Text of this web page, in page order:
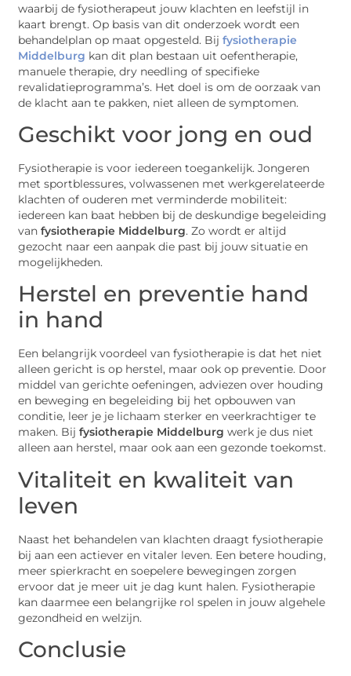
waarbij de fysiotherapeut jouw klachten en leefstijl in
kaart brengt. Op basis van dit onderzoek wordt een
behandelplan op maat opgesteld. Bijfysiotherapie
Middelburg kan dit plan bestaan uit oefentherapie,
manuele therapie, dry needling of specifieke
revalidatieprogramma’s. Het doel is om de oorzaak van
de klacht aan te pakken, niet alleen de symptomen.
Geschikt voor jong en oud
Fysiotherapie is voor iedereen toegankelijk. Jongeren
met sportblessures, volwassenen met werkgerelateerde
klachten of ouderen met verminderde mobiliteit:
iedereen kan baat hebben bij de deskundige begeleiding
vanfysiotherapie Middelburg. Zo wordt er altijd
gezocht naar een aanpak die past bij jouw situatie en
mogelijkheden.
Herstel en preventie hand
in hand
Een belangrijk voordeel van fysiotherapie is dat het niet
alleen gericht is op herstel, maar ook op preventie. Door
middel van gerichte oefeningen, adviezen over houding
en beweging en begeleiding bij het opbouwen van
conditie, leer je je lichaam sterker en veerkrachtiger te
maken. Bijfysiotherapie Middelburg werk je dus niet
alleen aan herstel, maar ook aan een gezonde toekomst.
Vitaliteit en kwaliteit van
leven
Naast het behandelen van klachten draagt fysiotherapie
bij aan een actiever en vitaler leven. Een betere houding,
meer spierkracht en soepelere bewegingen zorgen
ervoor dat je meer uit je dag kunt halen. Fysiotherapie
kan daarmee een belangrijke rol spelen in jouw algehele
gezondheid en welzijn.
Conclusie